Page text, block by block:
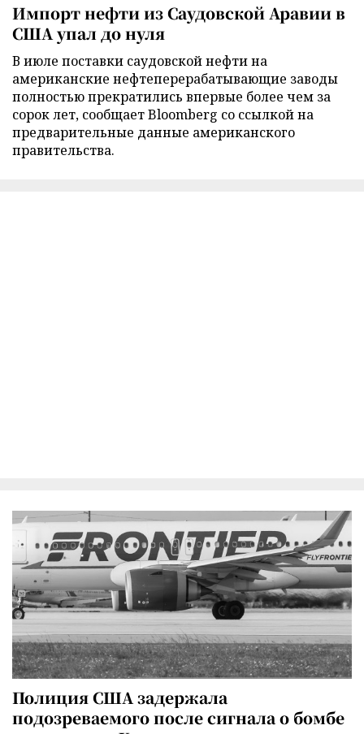
Импорт нефти из Саудовской Аравии в
США упал до нуля
В июле поставки саудовской нефти на
американские нефтеперерабатывающие заводы
полностью прекратились впервые более чем за
сорок лет, сообщает Bloomberg со ссылкой на
предварительные данные американского
правительства.
Полиция США задержала
подозреваемого после сигнала о бомбе